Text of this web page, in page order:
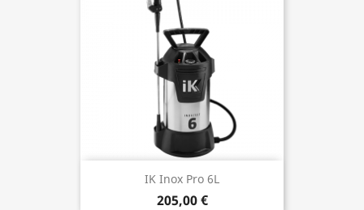
IK Inox Pro 6L
205,00 €